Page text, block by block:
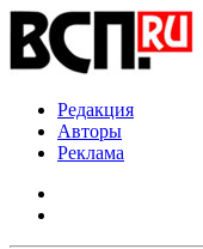
Редакция
Авторы
Реклама